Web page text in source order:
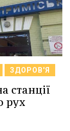
ЗДОРОВ'Я
станції
рух